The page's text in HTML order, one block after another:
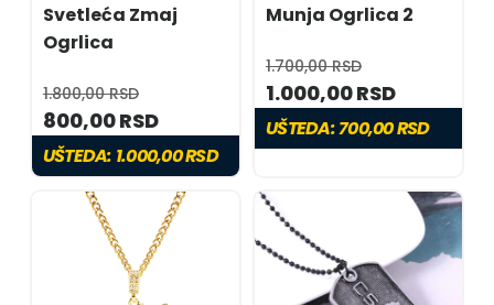
Svetleća Zmaj
Ogrlica
1.800,00 RSD
800,00 RSD
UŠTEDA: 1.000,00 RSD
Munja Ogrlica 2
1.700,00 RSD
1.000,00 RSD
UŠTEDA:700,00 RSD